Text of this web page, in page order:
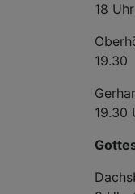
18
19.30
19.30